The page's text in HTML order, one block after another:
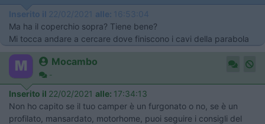
Inserito il 22/02/2021 alle: 16:53:04
Ma ha il coperchio sopra? Tiene bene?
Mi tocca andare a cercare dove finiscono i cavi della parabola
Mocambo
-
Inserito il 22/02/2021 alle: 17:34:13
Non ho capito se il tuo camper è un furgonato o no, se è un
profilato, mansardato, motorhome, puoi seguire i consigli del